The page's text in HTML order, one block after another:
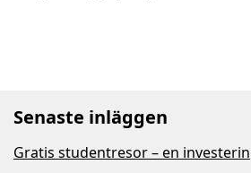
Senaste inläggen
Gratis studentresor – en